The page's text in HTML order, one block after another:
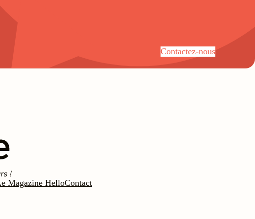
Contactez-nous
Magazine HelloContact